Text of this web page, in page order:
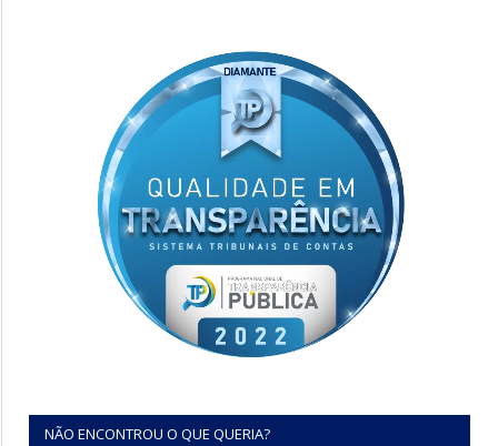
NÃO ENCONTROU O QUE QUERIA?